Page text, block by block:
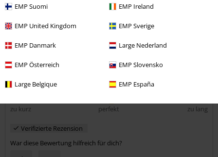
EMP Suomi EMP Ireland
EMP United Kingdom EMP Sverige
EMP Danmark Large Nederland
EMP Österreich EMP Slovensko
Large Belgique EMP España
Qualität
Weite
zu eng
perfekt
zu kurz
perfekt zu lang
Verifizierte Rezension
War diese Bewertung hilfreich für dich?